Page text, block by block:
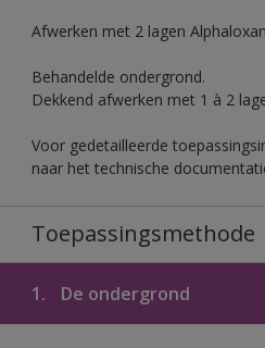
Afwerken met 2 lagen
Behandelde ondergrond.
Dekkend afwerken met 1 à 2
Voor gedetailleerde
naar het technische
Toepassingsmethode
1. De ondergrond